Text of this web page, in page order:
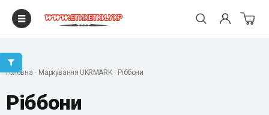
Головна Маркування UKRMARK Ріббони
Ріббони